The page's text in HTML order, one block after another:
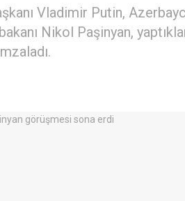
Vladimir Putin,
Nikol Paşinyan,